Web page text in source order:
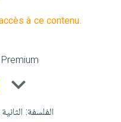
à ce contenu.
الفلسفة: